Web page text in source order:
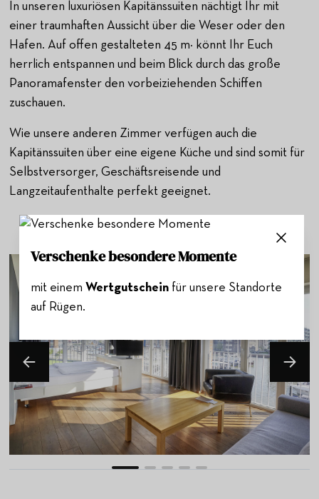
In unseren luxuriösen Kapitänssuiten nächtigt Ihr mit
einer traumhaften Aussicht über die Weser oder den
Hafen. Auf offen gestalteten 45 m² könnt Ihr Euch
herrlich entspannen und beim Blick durch das große
Panoramafenster den vorbeiziehenden Schiffen
zuschauen.
Wie unsere anderen Zimmer verfügen auch die
Kapitänssuiten über eine eigene Küche und sind somit für
Selbstversorger, Geschäftsreisende und
Langzeitaufenthalte perfekt geeignet.
Verschenke besondere Momente
mit einem Wertgutscheinfür unsere Standorte
auf Rügen.